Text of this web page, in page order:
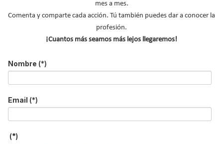
diferentes sistemas de climatización instalados para que las
empresas usuarias puedan conocer el detalle de cómo están
funcionando los equipos desde cualquier lugar del mundo las 24
Regulación Airzone en la
urbanización de lujo Varandas de
mes a mes.
Comenta y comparte cada acción. Tú también puedes dar a conocer la
profesión.
¡Cuantos más seamos más lejos llegaremos!
Nombre (*)
Email (*)
(*)